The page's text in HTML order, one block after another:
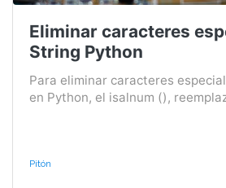
Eliminar caracteres
String Python
Para eliminar caracteres
en Python, el isalnum (),
Pitón